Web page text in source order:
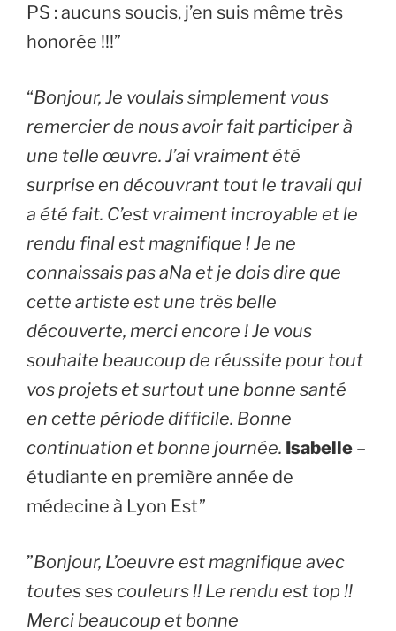
PS : aucuns soucis, j’en suis même très
honorée !!!”
“Bonjour, Je voulais simplement vous
remercier de nous avoir fait participer à
une telle œuvre. J’ai vraiment été
surprise en découvrant tout le travail qui
a été fait. C’est vraiment incroyable et le
rendu final est magnifique ! Je ne
connaissais pas aNa et je dois dire que
cette artiste est une très belle
découverte, merci encore ! Je vous
souhaite beaucoup de réussite pour tout
vos projets et surtout une bonne santé
en cette période difficile. Bonne
continuation et bonne journée. Isabelle –
étudiante en première année de
médecine à Lyon Est”
​”Bonjour, L’oeuvre est magnifique avec
toutes ses couleurs !! Le rendu est top !!
Merci beaucoup et bonne